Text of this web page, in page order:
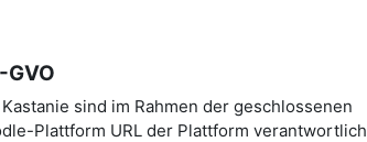
sind im Rahmen der geschlossenen
Plattform URL der Plattform verantwortlich